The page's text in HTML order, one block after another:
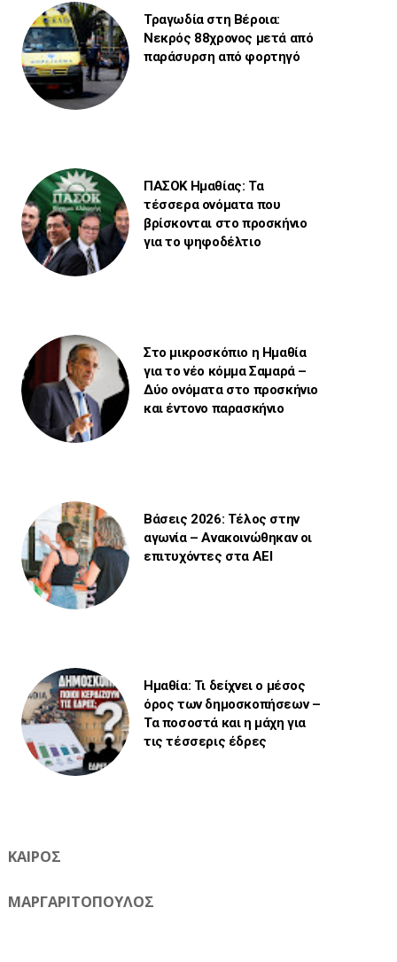
Τραγωδία στη Βέροια:
Νεκρός 88χρονος μετά από
παράσυρση από φορτηγό
ΠΑΣΟΚ Ημαθίας: Τα
τέσσερα ονόματα που
βρίσκονται στο προσκήνιο
για το ψηφοδέλτιο
Στο μικροσκόπιο η Ημαθία
για το νέο κόμμα Σαμαρά –
Δύο ονόματα στο προσκήνιο
και έντονο παρασκήνιο
Βάσεις 2026: Τέλος στην
αγωνία – Ανακοινώθηκαν οι
επιτυχόντες στα ΑΕΙ
Ημαθία: Τι δείχνει ο μέσος
όρος των δημοσκοπήσεων –
Τα ποσοστά και η μάχη για
τις τέσσερις έδρες
ΚΑΙΡΟΣ
ΜΑΡΓΑΡΙΤΟΠΟΥΛΟΣ